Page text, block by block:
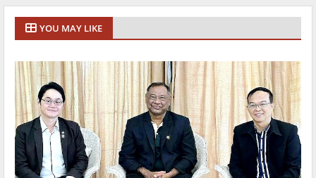
YOU MAY LIKE